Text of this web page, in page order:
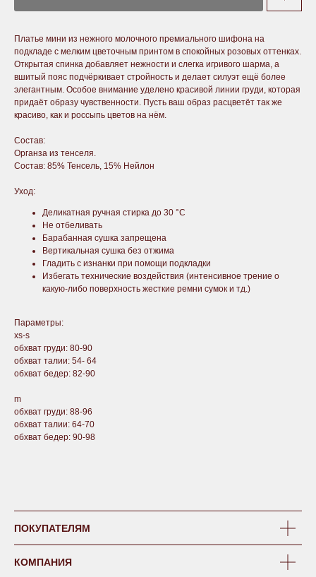
Платье мини из нежного молочного премиального шифона на
подкладе с мелким цветочным принтом в спокойных розовых оттенках.
Открытая спинка добавляет нежности и слегка игривого шарма, а
вшитый пояс подчёркивает стройность и делает силуэт ещё более
элегантным. Особое внимание уделено красивой линии груди, которая
придаёт образу чувственности. Пусть ваш образ расцветёт так же
красиво, как и россыпь цветов на нём.
Состав:
Органза из тенселя.
Состав: 85% Тенсель, 15% Нейлон
Уход:
Деликатная ручная стирка до 30 °С
Не отбеливать
Барабанная сушка запрещена
Вертикальная сушка без отжима
Гладить с изнанки при помощи подкладки
Избегать технические воздействия (интенсивное трение о
какую-либо поверхность жесткие ремни сумок и тд.)
Параметры:
xs-s
обхват груди: 80-90
обхват талии: 54- 64
обхват бедер: 82-90
m
обхват груди: 88-96
обхват талии: 64-70
обхват бедер: 90-98
ПОКУПАТЕЛЯМ
КОМПАНИЯ